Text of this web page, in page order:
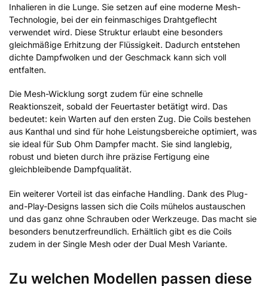
Inhalieren in die Lunge. Sie setzen auf eine moderne Mesh-
Technologie, bei der ein feinmaschiges Drahtgeflecht
verwendet wird. Diese Struktur erlaubt eine besonders
gleichmäßige Erhitzung der Flüssigkeit. Dadurch entstehen
dichte Dampfwolken und der Geschmack kann sich voll
entfalten.
Die Mesh-Wicklung sorgt zudem für eine schnelle
Reaktionszeit, sobald der Feuertaster betätigt wird. Das
bedeutet: kein Warten auf den ersten Zug. Die Coils bestehen
aus Kanthal und sind für hohe Leistungsbereiche optimiert, was
sie ideal für Sub Ohm Dampfer macht. Sie sind langlebig,
robust und bieten durch ihre präzise Fertigung eine
gleichbleibende Dampfqualität.
Ein weiterer Vorteil ist das einfache Handling. Dank des Plug-
and-Play-Designs lassen sich die Coils mühelos austauschen
und das ganz ohne Schrauben oder Werkzeuge. Das macht sie
besonders benutzerfreundlich. Erhältlich gibt es die Coils
zudem in der Single Mesh oder der Dual Mesh Variante.
Zu welchen Modellen passen diese